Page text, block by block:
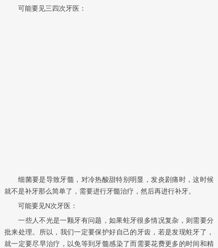
可能要见三四次牙医：
细菌要是导致牙髓，对冷热酸甜特别明显，发炎剧痛时，这时候
就不是补牙那么简单了，需要进行牙髓治疗，然后再进行补牙。
可能要见N次牙医：
一些人不光是一颗牙有问题，如果蛀牙很多情况复杂，则需要分
批来处理。所以，我们一定要保护好自己的牙齿，若是发现蛀牙了，
就一定要尽早治疗，以免等到牙髓感染了而需要花费更多的时间和精